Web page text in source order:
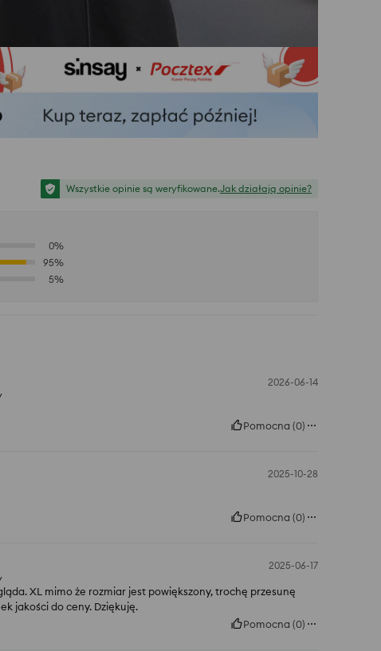
Wszystkie opinie są weryfikowane.Jak działają opinie?
0%
95%
5%
2026-06-14
Pomocna (0)
2025-10-28
Pomocna (0)
2025-06-17
XL mimo że rozmiar jest powiększony, trochę przesunę
jakości do ceny. Dziękuję.
Pomocna (0)